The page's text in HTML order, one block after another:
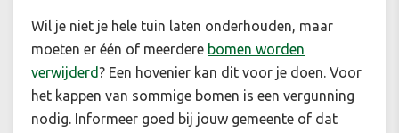
Wil je niet je hele tuin laten onderhouden, maar
moeten er één of meerdere bomen worden
verwijderd ? Een hovenier kan dit voor je doen. Voor
het kappen van sommige bomen is een vergunning
nodig. Informeer goed bij jouw gemeente of dat